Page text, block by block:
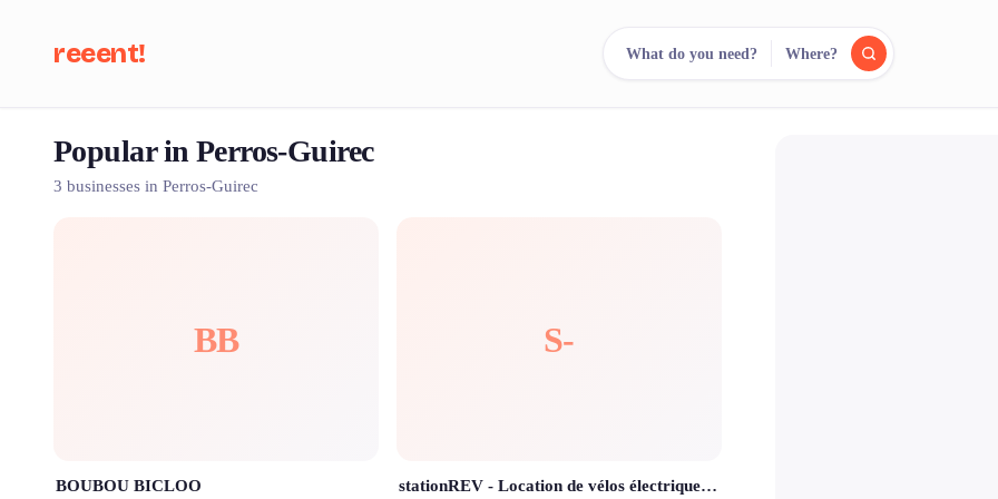
reeent! What do you need? Where?
Popular in Perros-Guirec
3 businesses in Perros-Guirec
BB
BOUBOU BICLOO
S-
stationREV - Location de vélos électriques en libre-service